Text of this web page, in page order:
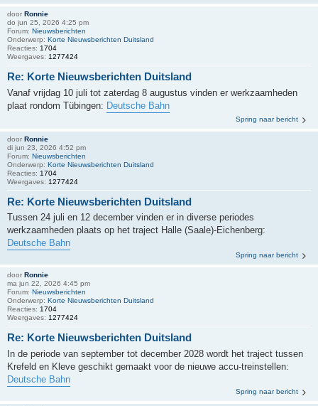
door Ronnie
do jun 25, 2026 4:25 pm
Forum: Nieuwsberichten
Onderwerp: Korte Nieuwsberichten Duitsland
Reacties: 1704
Weergaves: 1277424
Re: Korte Nieuwsberichten Duitsland
Vanaf vrijdag 10 juli tot zaterdag 8 augustus vinden er werkzaamheden
plaat rondom Tübingen: Deutsche Bahn
Spring naar bericht
door Ronnie
di jun 23, 2026 4:52 pm
Forum: Nieuwsberichten
Onderwerp: Korte Nieuwsberichten Duitsland
Reacties: 1704
Weergaves: 1277424
Re: Korte Nieuwsberichten Duitsland
Tussen 24 juli en 12 december vinden er in diverse periodes
werkzaamheden plaats op het traject Halle (Saale)-Eichenberg:
Deutsche Bahn
Spring naar bericht
door Ronnie
ma jun 22, 2026 4:45 pm
Forum: Nieuwsberichten
Onderwerp: Korte Nieuwsberichten Duitsland
Reacties: 1704
Weergaves: 1277424
Re: Korte Nieuwsberichten Duitsland
In de periode van september tot december 2028 wordt het traject tussen
Krefeld en Kleve geschikt gemaakt voor de nieuwe accu-treinstellen:
Deutsche Bahn
Spring naar bericht